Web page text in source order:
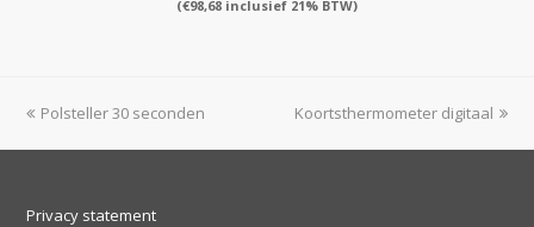
(€98,68 inclusief 21% BTW)
previous
Polsteller 30 seconden
next
Koortsthermometer digitaal
Privacy statement